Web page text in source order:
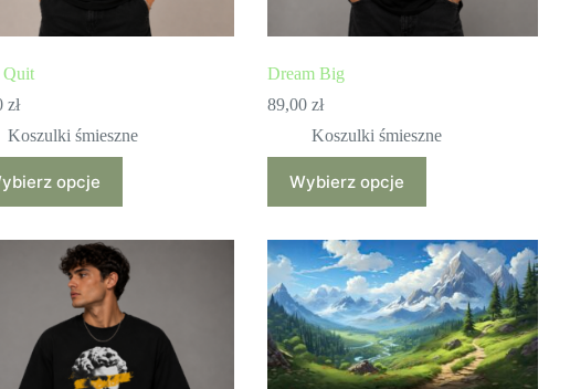
Quit
zł
Koszulki śmieszne
opcje
Dream Big
89,00 zł
Koszulki śmieszne
Wybierz opcje
produkt
ma
wariantów.
Opcje
można
wybrać
na
stronie
produktu